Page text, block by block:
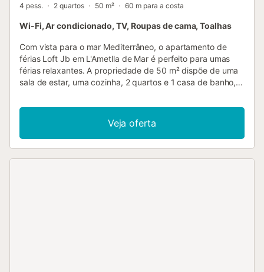
4 pess. 2 quartos 50 m² 60 m para a costa
Wi-Fi, Ar condicionado, TV, Roupas de cama, Toalhas
Com vista para o mar Mediterrâneo, o apartamento de
férias Loft Jb em L'Ametlla de Mar é perfeito para umas
férias relaxantes. A propriedade de 50 m² dispõe de uma
sala de estar, uma cozinha, 2 quartos e 1 casa de banho,
incluem Wi-Fi com espaço de trabalho dedicado, televisão,
ar condicionado, máquina de lavar roupa e máquina de
secar. Este alojamento oferece uma varanda privada ideal
para relaxarem à noite. A propriedade está situada perto
Veja oferta